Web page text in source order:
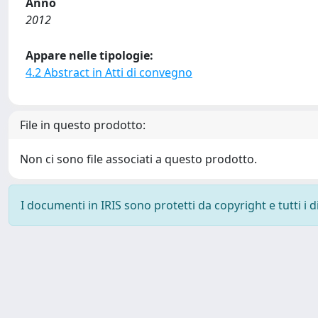
2012
Appare nelle tipologie:
4.2 Abstract in Atti di convegno
File in questo prodotto:
Non ci sono file associati a questo prodotto.
I documenti in IRIS sono protetti da copyright e tutti i